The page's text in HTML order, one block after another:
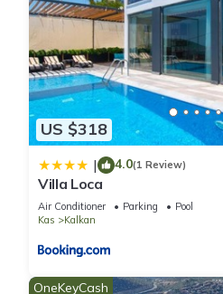
US $318
| 4.0(1 Review)
Villa Loca
Air Conditioner Parking
Pool
Kas
Kalkan
OneKeyCash